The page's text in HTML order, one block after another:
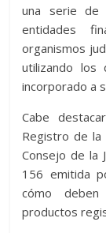
una serie de
entidades
organismos
utilizando los
incorporado a
Cabe
Registro de la
Consejo de la
156 emitida
cómo
productos